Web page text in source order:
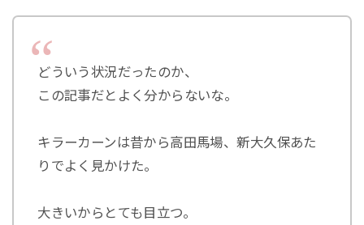
どういう状況だったのか、
この記事だとよく分からないな。
キラーカーンは昔から高田馬場、新大久保あた
りでよく見かけた。
大きいからとても目立つ。